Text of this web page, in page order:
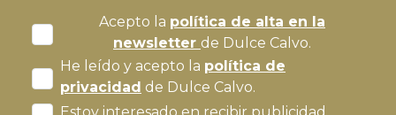
Acepto la política de alta en la
newsletter de Dulce Calvo.
He leído y acepto la política de
privacidad de Dulce Calvo.
Estoy interesado en recibir publicidad.